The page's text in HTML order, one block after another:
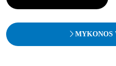
MYKONOS